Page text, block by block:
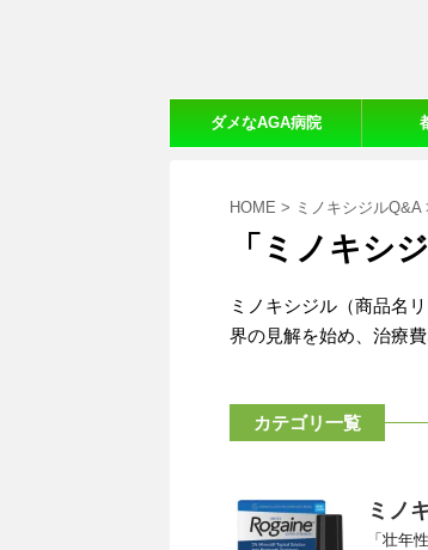
ダメなAGA病院
HOME > ミノキシジルQ&A
「ミノキシ
ミノキシジル（商品名
界の見解を始め、治療
カテゴリ一覧
ミノ
「壮年